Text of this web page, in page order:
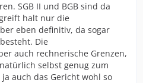
SGB II und BGB sind da
halt nur die
eben definitiv, da sogar
Die
auch rechnerische Grenzen,
selbst genug zum
auch das Gericht wohl so